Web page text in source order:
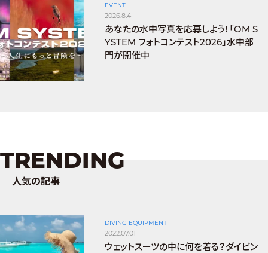
EVENT
2026.8.4
あなたの水中写真を応募しよう！「OM S
YSTEM フォトコンテスト2026」水中部
門が開催中
TRENDING
人気の記事
DIVING EQUIPMENT
2022.07.01
ウェットスーツの中に何を着る？ダイビン